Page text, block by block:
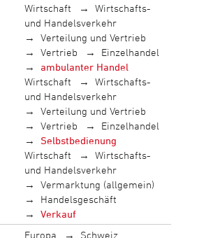
Wirtschaft
Wirtschafts-
und Handelsverkehr
Verteilung und Vertrieb
Vertrieb
Einzelhandel
ambulanter Handel
Wirtschaft
Wirtschafts-
und Handelsverkehr
Verteilung und Vertrieb
Vertrieb
Einzelhandel
Selbstbedienung
Wirtschaft
Wirtschafts-
und Handelsverkehr
Vermarktung (allgemein)
Handelsgeschäft
Verkauf
Europa Schweiz